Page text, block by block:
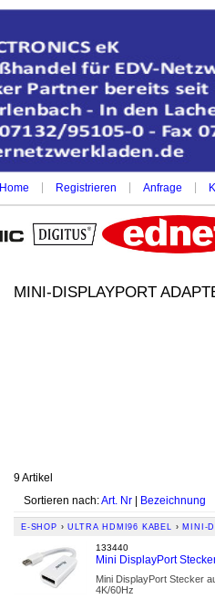
Home Registrieren Anfrage
MINI-DISPLAYPORT
9 Artikel
Sortieren nach:Art. Nr | Bezeichnung
E-SHOP › ULTRA HDMI96 KABEL › MINI-
133440
Mini DisplayPort
Mini DisplayPort Stecker
4K/60Hz